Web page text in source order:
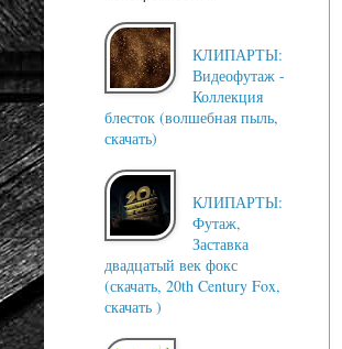
КЛИПАРТЫ:
Видеофутаж -
Коллекция
блесток (волшебная пыль,
скачать)
КЛИПАРТЫ:
Футаж,
Заставка
двадцатый век фокс
(скачать, 20th Century Fox,
скачать )